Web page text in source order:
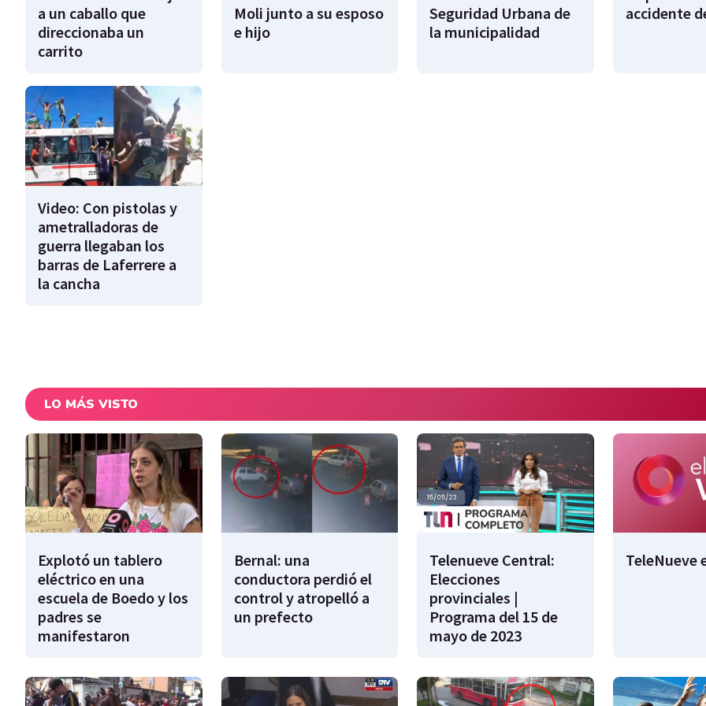
a un caballo que
direccionaba un
carrito
Moli junto a su esposo
e hijo
Seguridad Urbana de
la municipalidad
accidente
Video: Con pistolas y
ametralladoras de
guerra llegaban los
barras de Laferrere a
la cancha
LO MÁS VISTO
Explotó un tablero
eléctrico en una
escuela de Boedo y los
padres se
manifestaron
Bernal: una
conductora perdió el
control y atropelló a
un prefecto
Telenueve Central:
Elecciones
provinciales |
Programa del 15 de
mayo de 2023
TeleNueve